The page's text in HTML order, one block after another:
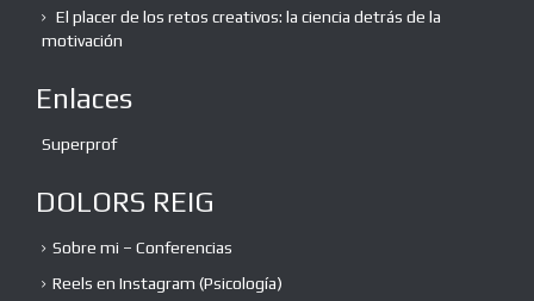
El placer de los retos creativos: la ciencia detrás de la
motivación
Enlaces
Superprof
DOLORS REIG
Sobre mi – Conferencias
Reels en Instagram (Psicología)